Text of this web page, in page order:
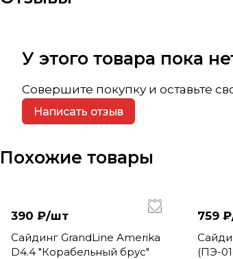
У этого товара пока
Совершите покупку и оставьте
Написать отзыв
Похожие товары
390 ₽/шт
Сайдинг GrandLine Amerika
D4.4 "Корабельный брус"
759
(ПЭ-